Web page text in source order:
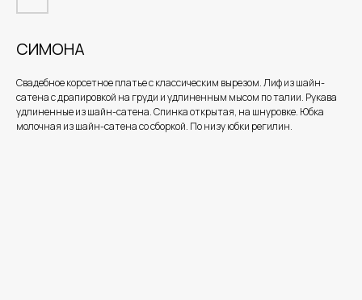
СИМОНА
Свадебное корсетное платье с классическим вырезом. Лиф из шайн-
сатена с драпировкой на груди и удлиненным мысом по талии. Рукава
удлиненные из шайн-сатена. Спинка открытая, на шнуровке. Юбка
молочная из шайн-сатена со сборкой. По низу юбки регилин.